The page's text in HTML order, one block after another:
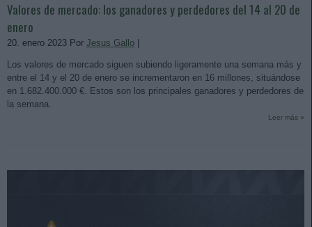
Valores de mercado: los ganadores y perdedores del 14 al 20 de
enero
20. enero 2023 Por Jesus Gallo
Los valores de mercado siguen subiendo ligeramente una semana más y
entre el 14 y el 20 de enero se incrementaron en 16 millones, situándose
en 1.682.400.000 €. Estos son los principales ganadores y perdedores de
la semana.
Leer más »